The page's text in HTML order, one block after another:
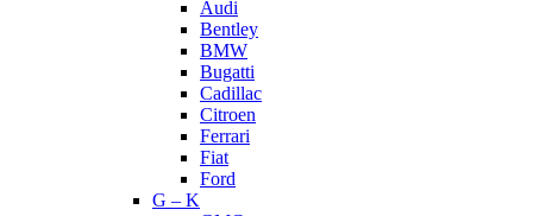
Audi
Bentley
BMW
Bugatti
Cadillac
Citroen
Ferrari
Fiat
Ford
G – K